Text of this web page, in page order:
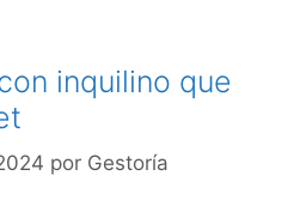
inquilino que
por Gestoría